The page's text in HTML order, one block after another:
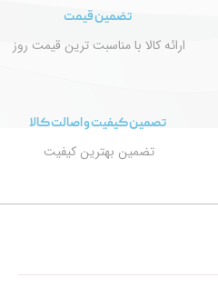
تضمین قیمت
ارائه کالا با مناسبت ترین قیمت روز
تصمین کیفیت و اصالت کالا
تضمین بهترین کیفیت